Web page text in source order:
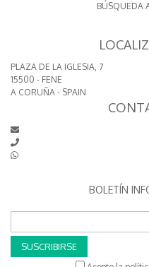
BÚSQUEDA
PLAZA DE LA IGLESIA, 7
15500 - FENE
A CORUÑA - SPAIN
BOLETÍN
SUSCRIBIRSE